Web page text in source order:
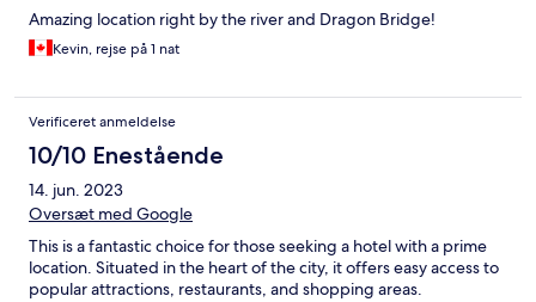
Amazing location right by the river and Dragon Bridge!
Kevin, rejse på 1 nat
Verificeret anmeldelse
10/10 Enestående
14. jun. 2023
Oversæt med Google
This is a fantastic choice for those seeking a hotel with a prime
location. Situated in the heart of the city, it offers easy access to
popular attractions, restaurants, and shopping areas.